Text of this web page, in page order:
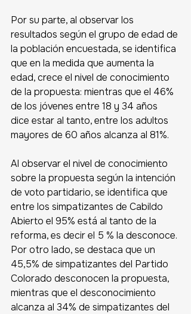
Por su parte, al observar los
resultados según el grupo de edad de
la población encuestada, se identifica
que en la medida que aumenta la
edad, crece el nivel de conocimiento
de la propuesta: mientras que el 46%
de los jóvenes entre 18 y 34 años
dice estar al tanto, entre los adultos
mayores de 60 años alcanza al 81%.
Al observar el nivel de conocimiento
sobre la propuesta según la intención
de voto partidario, se identifica que
entre los simpatizantes de Cabildo
Abierto el 95% está al tanto de la
reforma, es decir el 5 % la desconoce.
Por otro lado, se destaca que un
45,5% de simpatizantes del Partido
Colorado desconocen la propuesta,
mientras que el desconocimiento
alcanza al 34% de simpatizantes del